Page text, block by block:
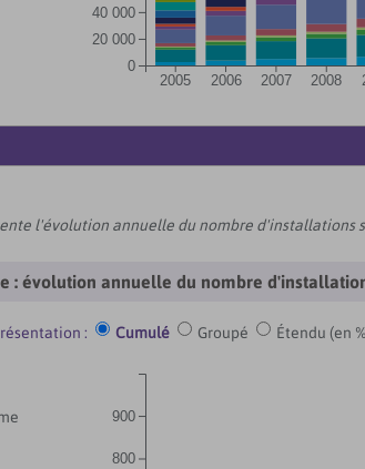
2005 2006 2007 2008
0
20 000
40 000
l'évolution annuelle du nombre d'installations
: évolution annuelle du nombre
: Cumulé Groupé Étendu (en
800
900